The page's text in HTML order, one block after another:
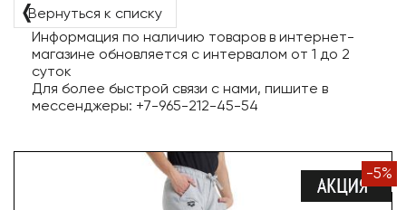
❬Вернуться к списку
Информация по наличию товаров в интернет-
магазине обновляется с интервалом от 1 до 2
суток
Для более быстрой связи с нами, пишите в
мессенджеры: +7-965-212-45-54
-5%